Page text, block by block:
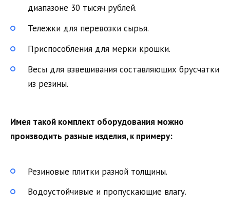
диапазоне 30 тысяч рублей.
Тележки для перевозки сырья.
Приспособления для мерки крошки.
Весы для взвешивания составляющих брусчатки
из резины.
Имея такой комплект оборудования можно
производить разные изделия, к примеру:
Резиновые плитки разной толщины.
Водоустойчивые и пропускающие влагу.